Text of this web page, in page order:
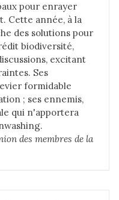
pour enrayer
Cette année, à la
des solutions pour
biodiversité,
excitant
Ses
formidable
; ses ennemis,
qui n'apportera
des membres de la